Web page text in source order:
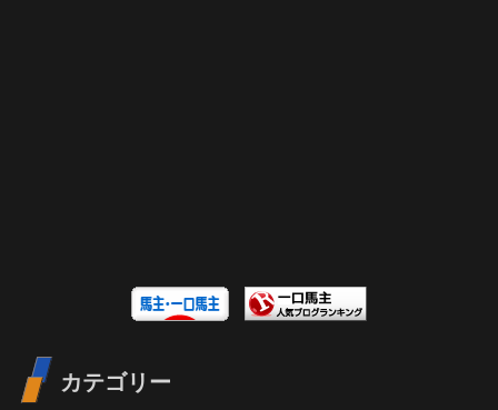
カテゴリー